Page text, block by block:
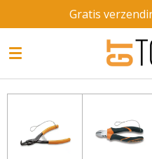
direct
naar
Gratis